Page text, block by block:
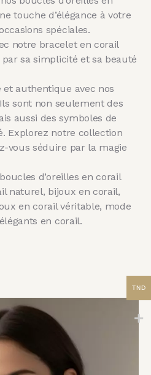
touche d’élégance à votre
spéciales.
notre bracelet en corail
sa simplicité et sa beauté
authentique avec nos
sont non seulement des
aussi des symboles de
Explorez notre collection
vous séduire par la magie
d’oreilles en corail
naturel, bijoux en corail,
en corail véritable, mode
en corail.
TND